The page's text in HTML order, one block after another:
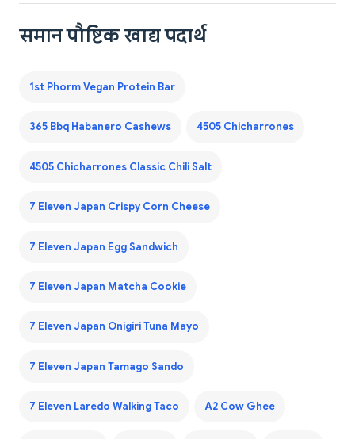
समान पौष्टिक खाद्य पदार्थ
1st Phorm Vegan Protein Bar
365 Bbq Habanero Cashews 4505 Chicharrones
4505 Chicharrones Classic Chili Salt
7 Eleven Japan Crispy Corn Cheese
7 Eleven Japan Egg Sandwich
7 Eleven Japan Matcha Cookie
7 Eleven Japan Onigiri Tuna Mayo
7 Eleven Japan Tamago Sando
7 Eleven Laredo Walking Taco A2 Cow Ghee